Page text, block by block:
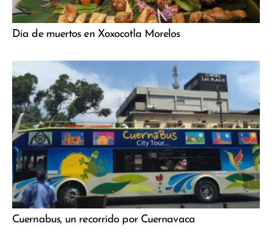
Dia de muertos en Xoxocotla Morelos
Cuernabus, un recorrido por Cuernavaca